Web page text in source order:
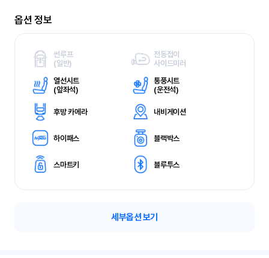
옵션 정보
썬루프
(일반)
전동접이
사이드미러
열선시트
(앞좌석)
통풍시트
(운전석)
후방 카메라 내비게이션
하이패스 블랙박스
스마트키 블루투스
세부옵션 보기